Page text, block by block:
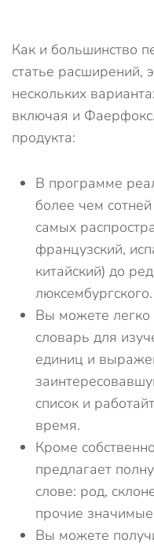
Как и большинство
статье расширений,
нескольких
включая и
продукта:
В программе
более чем
самых
французский,
китайский) до
люксембургского.
Вы можете легко
словарь для
единиц и
список и
время.
Кроме
предлагает
слове: род,
прочие значимые
Вы можете